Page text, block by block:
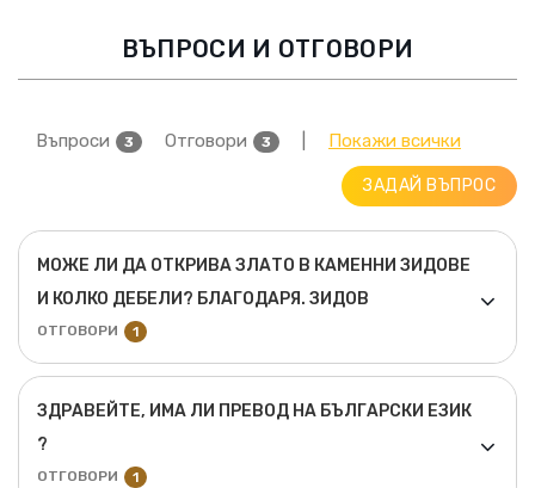
ВЪПРОСИ И ОТГОВОРИ
Въпроси 3 Отговори 3 Покажи всички
ЗАДАЙ ВЪПРОС
МОЖЕ ЛИ ДА ОТКРИВА ЗЛАТО В КАМЕННИ ЗИДОВЕ
И КОЛКО ДЕБЕЛИ? БЛАГОДАРЯ. ЗИДОВ
ОТГОВОРИ 1
ЗДРАВЕЙТЕ, ИМА ЛИ ПРЕВОД НА БЪЛГАРСКИ ЕЗИК
?
ОТГОВОРИ 1